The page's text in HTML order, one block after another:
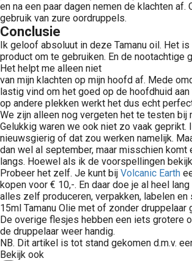
en na een paar dagen nemen de klachten af.
gebruik van zure oordruppels.
Conclusie
Ik geloof absoluut in deze Tamanu oil. Het
product om te gebruiken. En de nootachtige
Het helpt me alleen niet
van mijn klachten op mijn hoofd af. Mede
lastig vind om het goed op de hoofdhuid aan
op andere plekken werkt het dus echt
We zijn alleen nog vergeten het te testen bij
Gelukkig waren we ook niet zo vaak geprikt.
nieuwsgierig of dat zou werken namelijk.
dan wel al september, maar misschien komt
langs. Hoewel als ik de voorspellingen
Probeer het zelf. Je kunt bij Volcanic Earth
kopen voor € 10,-. En daar doe je al heel
alles zelf produceren, verpakken, labelen en
15ml Tamanu Olie met of zonder druppelaar
De overige flesjes hebben een iets grotere
de druppelaar weer handig.
NB. Dit artikel is tot stand gekomen d.m.v.
Bekijk ook